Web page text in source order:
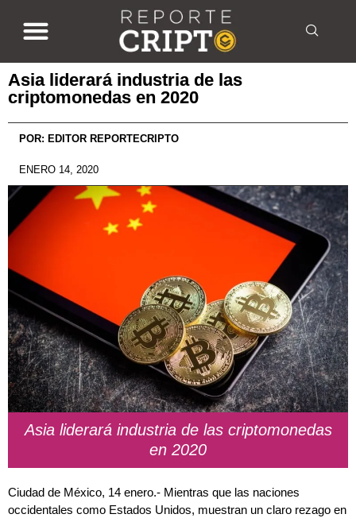
Asia liderará industria de las
criptomonedas en 2020
POR: EDITOR REPORTECRIPTO
ENERO 14, 2020
Asia liderará industria de las criptomonedas
en 2020
Ciudad de México, 14 enero.- Mientras que las naciones
occidentales como Estados Unidos, muestran un claro rezago en